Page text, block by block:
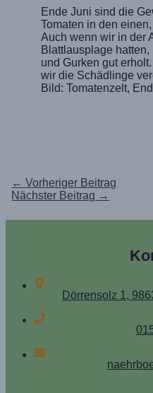
Ende Juni sind die
Tomaten in den
Auch wenn wir in der
Blattlausplage
und Gurken gut
wir die Schädlinge
Bild: Tomatenzelt,
← Vorheriger Beitrag
Nächster Beitrag →
Dörrensolz 1,